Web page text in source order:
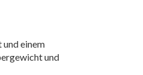
einem
und